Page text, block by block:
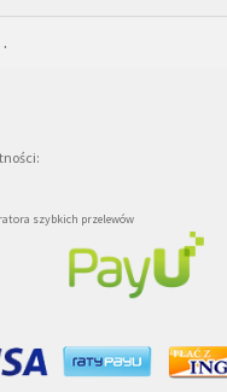
szybkich przelewów